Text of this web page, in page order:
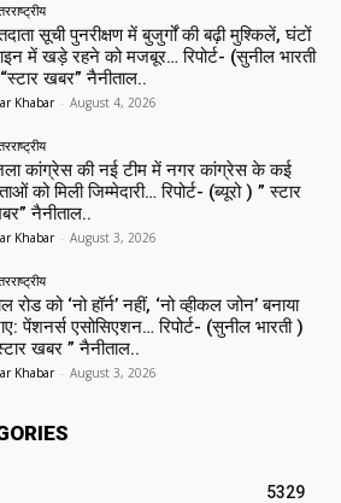
सूची पुनरीक्षण में बुजुर्गों की बढ़ी मुश्किलें, घंटों
में खड़े रहने को मजबूर… रिपोर्ट- (सुनील भारती
खबर” नैनीताल..
Khabar - August 4, 2026
कांग्रेस की नई टीम में नगर कांग्रेस के कई
को मिली जिम्मेदारी… रिपोर्ट- (ब्यूरो ) ” स्टार
नैनीताल..
Khabar - August 3, 2026
रोड को ‘नो हॉर्न’ नहीं, ‘नो व्हीकल जोन’ बनाया
पेंशनर्स एसोसिएशन… रिपोर्ट- (सुनील भारती )
खबर ” नैनीताल..
Khabar - August 3, 2026
5329